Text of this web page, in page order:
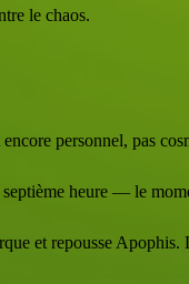
le chaos.
personnel, pas
heure — le
et repousse Apophis.